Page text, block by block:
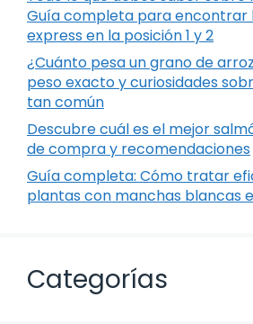
Guía completa para encontrar
express en la posición 1 y 2
¿Cuánto pesa un grano de
peso exacto y curiosidades
tan común
Descubre cuál es el mejor
de compra y recomendaciones
Guía completa: Cómo tratar
plantas con manchas blancas
Categorías